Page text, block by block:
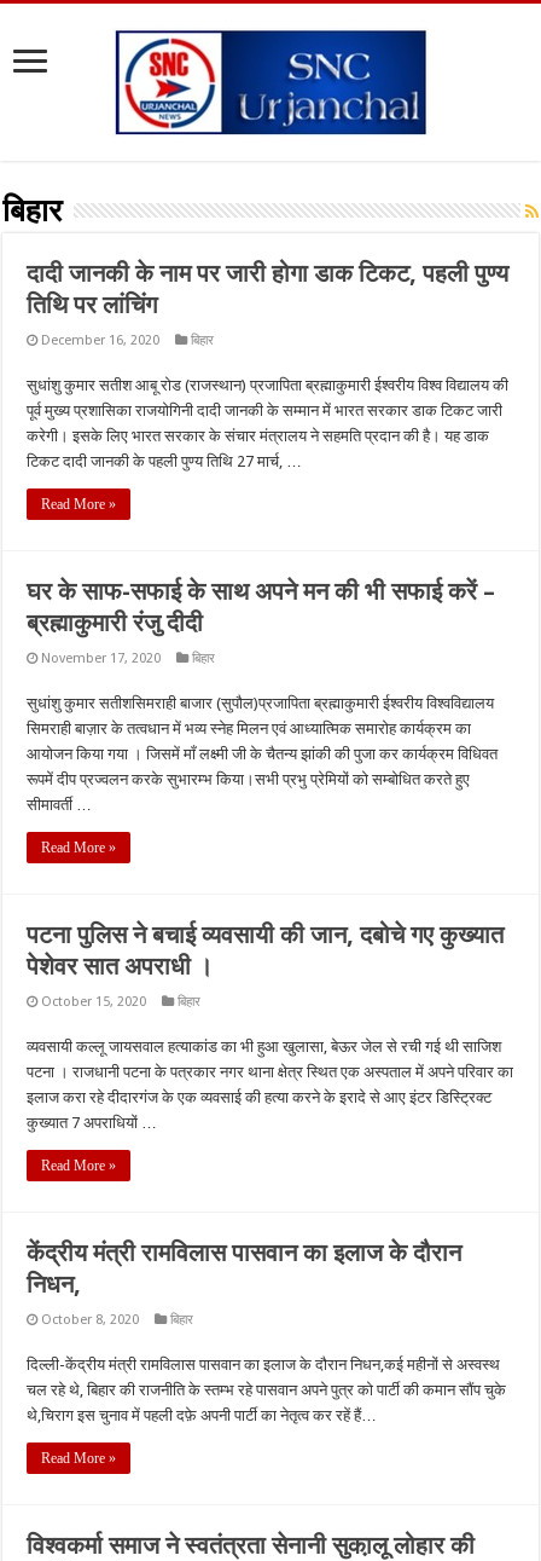
बिहार
दादी जानकी के नाम पर जारी होगा डाक टिकट, पहली पुण्य
तिथि पर लांचिंग
December 16, 2020 बिहार
सुधांशु कुमार सतीश आबू रोड (राजस्थान) प्रजापिता ब्रह्माकुमारी ईश्वरीय विश्व विद्यालय की
पूर्व मुख्य प्रशासिका राजयोगिनी दादी जानकी के सम्मान में भारत सरकार डाक टिकट जारी
करेगी। इसके लिए भारत सरकार के संचार मंत्रालय ने सहमति प्रदान की है। यह डाक
टिकट दादी जानकी के पहली पुण्य तिथि 27 मार्च, …
Read More »
घर के साफ-सफाई के साथ अपने मन की भी सफाई करें –
ब्रह्माकुमारी रंजु दीदी
November 17, 2020 बिहार
सुधांशु कुमार सतीशसिमराही बाजार (सुपौल)प्रजापिता ब्रह्माकुमारी ईश्वरीय विश्वविद्यालय
सिमराही बाज़ार के तत्वधान में भव्य स्नेह मिलन एवं आध्यात्मिक समारोह कार्यक्रम का
आयोजन किया गया । जिसमें माँ लक्ष्मी जी के चैतन्य झांकी की पुजा कर कार्यक्रम विधिवत
रूपमें दीप प्रज्वलन करके सुभारम्भ किया।सभी प्रभु प्रेमियों को सम्बोधित करते हुए
सीमावर्ती …
Read More »
पटना पुलिस ने बचाई व्यवसायी की जान, दबोचे गए कुख्यात
पेशेवर सात अपराधी ।
October 15, 2020 बिहार
व्यवसायी कल्लू जायसवाल हत्याकांड का भी हुआ खुलासा, बेऊर जेल से रची गई थी साजिश
पटना । राजधानी पटना के पत्रकार नगर थाना क्षेत्र स्थित एक अस्पताल में अपने परिवार का
इलाज करा रहे दीदारगंज के एक व्यवसाई की हत्या करने के इरादे से आए इंटर डिस्ट्रिक्ट
कुख्यात 7 अपराधियों …
Read More »
केंद्रीय मंत्री रामविलास पासवान का इलाज के दौरान
निधन,
October 8, 2020 बिहार
दिल्ली-केंद्रीय मंत्री रामविलास पासवान का इलाज के दौरान निधन,कई महीनों से अस्वस्थ
चल रहे थे, बिहार की राजनीति के स्तम्भ रहे पासवान अपने पुत्र को पार्टी की कमान सौंप चुके
थे,चिराग इस चुनाव में पहली दफ़े अपनी पार्टी का नेतृत्व कर रहें हैं…
Read More »
विश्वकर्मा समाज ने स्वतंत्रता सेनानी सुका़लू लोहार की